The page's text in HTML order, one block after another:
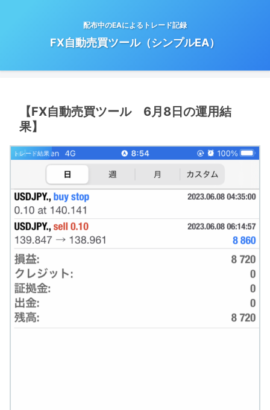
配布中のEAによるトレード記録
FX自動売買ツール（シンプルEA）
【FX自動売買ツール 6月8日の運用結
果】
トレード結果